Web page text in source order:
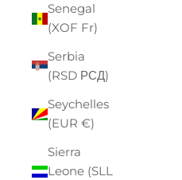
Senegal
(XOF Fr)
Serbia
(RSD РСД)
Seychelles
(EUR €)
Sierra
Leone (SLL